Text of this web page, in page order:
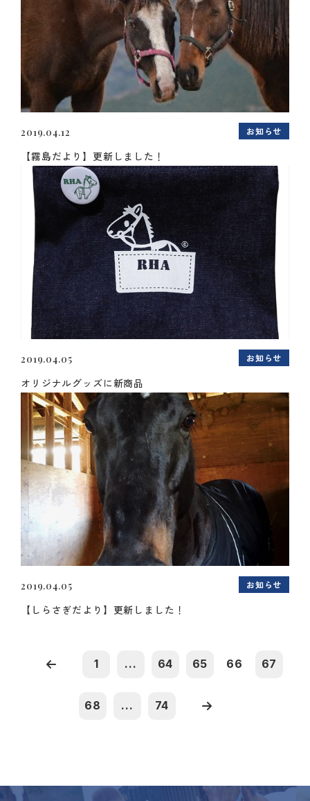
2019.04.12 お知らせ
【霧島だより】更新しました！
2019.04.05 お知らせ
オリジナルグッズに新商品
2019.04.05 お知らせ
【しらさぎだより】更新しました！
1 ... 64 65 66 67
68 ... 74